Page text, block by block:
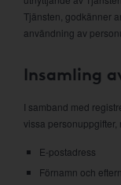
Tjänsten, godkänner
användning av
Insamling
I samband med
vissa personuppgifter,
E-postadress
Förnamn och